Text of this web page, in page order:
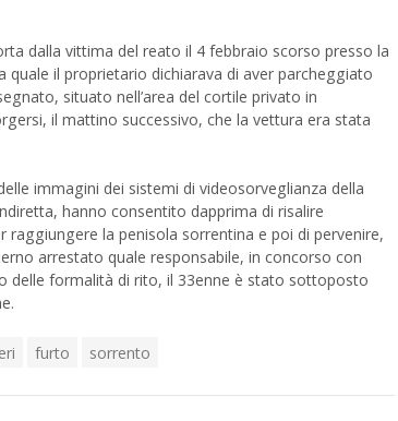
dalla vittima del reato il 4 febbraio scorso presso la
quale il proprietario dichiarava di aver parcheggiato
situato nell’area del cortile privato in
il mattino successivo, che la vettura era stata
immagini dei sistemi di videosorveglianza della
hanno consentito dapprima di risalire
la penisola sorrentina e poi di pervenire,
arrestato quale responsabile, in concorso con
delle formalità di rito, il 33enne è stato sottoposto
furto sorrento